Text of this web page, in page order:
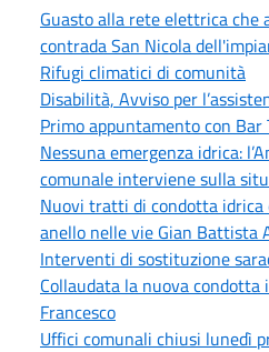
Guasto alla rete elettrica che
contrada San Nicola
Rifugi climatici di comunità
Disabilità, Avviso per
Primo appuntamento con Bar
Nessuna emergenza idrica:
comunale interviene sulla
Nuovi tratti di condotta
anello nelle vie Gian Battista
Interventi di sostituzione
Collaudata la nuova
Francesco
Uffici comunali chiusi lunedì